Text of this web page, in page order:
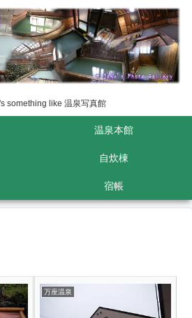
something like 温泉写真館
温泉本館
自炊棟
宿帳
万座温泉